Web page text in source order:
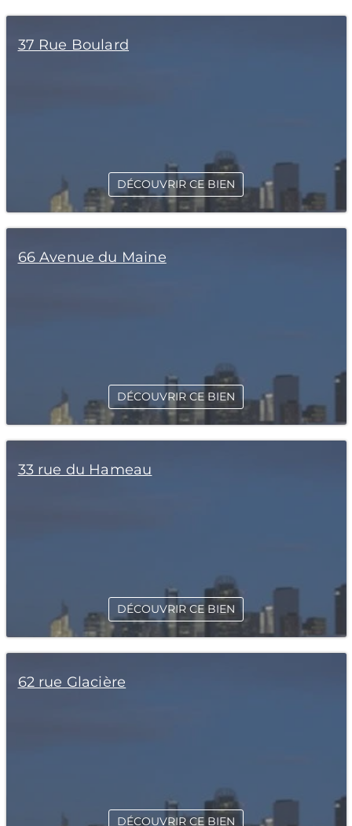
37 Rue Boulard
DÉCOUVRIR CE BIEN
66 Avenue du Maine
DÉCOUVRIR CE BIEN
33 rue du Hameau
DÉCOUVRIR CE BIEN
62 rue Glacière
DÉCOUVRIR CE BIEN